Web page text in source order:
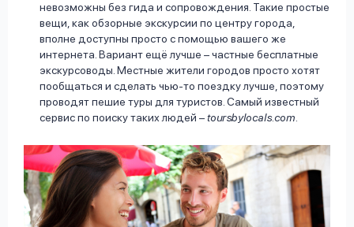
невозможны без гида и сопровождения. Такие простые
вещи, как обзорные экскурсии по центру города,
вполне доступны просто с помощью вашего же
интернета. Вариант ещё лучше – частные бесплатные
экскурсоводы. Местные жители городов просто хотят
пообщаться и сделать чью-то поездку лучше, поэтому
проводят пешие туры для туристов. Самый известный
сервис по поиску таких людей –toursbylocals.com.